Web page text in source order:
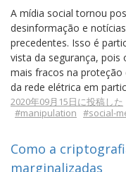
A mídia social tornou
desinformação e
precedentes. Isso é
vista da segurança,
mais fracos na proteção
da rede elétrica em
2020年09月15日に投稿した
#manipulation #social-
Como a
marginalizadas